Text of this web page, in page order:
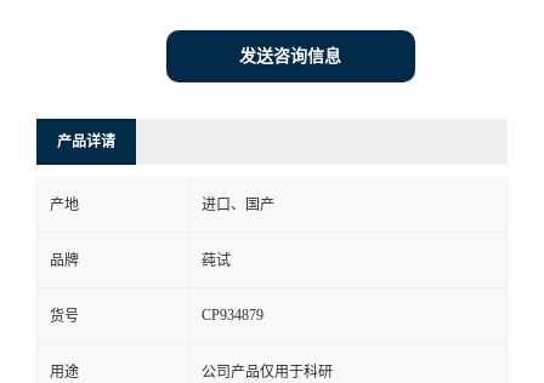
发送咨询信息
产品详请
产地 进口、国产
品牌 莼试
货号 CP934879
用途 公司产品仅用于科研